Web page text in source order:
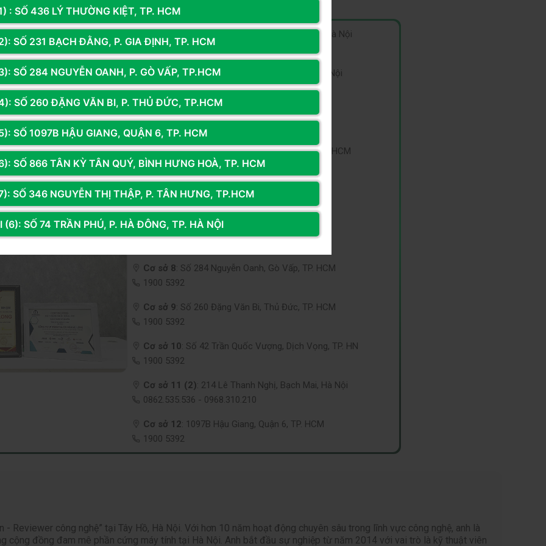
Công Nghệ Hoàng Long
LK2A 17 Nguyễn Văn Trỗi, Hà Đông, Hà Nội
098.236.8008 -0339.69.8008
Cơ sở 3: 330 Phạm Văn Đồng, Đông Ngạc, Hà Nội
0833.921.922-0374.120.130
23 Quán Nam, Lê Chân, Hải Phòng
Cơ sở 5:436 Lý Thường Kiệt, Tân Sơn Nhất, TP.HCM
0375.216.234
Cơ sở 6: Số 231 Bạch Đằng, Gia Định, TP.HCM
0338.415.181
Cơ sở 7 :Số 171 Xã Đàn, Đống Đa, Hà Nội
Cơ sở 8: Số 284 Nguyễn Oanh, Gò Vấp, TP. HCM
1900 5392
Cơ sở 9: Số 260 Đặng Văn Bi, Thủ Đức, TP. HCM
1900 5392
Cơ sở 10: Số 42 Trần Quốc Vượng, Dịch Vọng, TP. HN
1900 5392
Cơ sở 11 (2): 214 Lê Thanh Nghị, Bạch Mai, Hà Nội
0862.535.536 - 0968.310.210
Cơ sở 12: 1097B Hậu Giang, Quận 6, TP. HCM
1900 5392
- Reviewer công nghệ” tại Tây Hồ, Hà Nội. Với hơn 10 năm hoạt động chuyên sâu trong lĩnh vực công nghệ, anh là
cộng đồng đam mê phần cứng máy tính tại Hà Nội. Anh bắt đầu sự nghiệp từ năm 2014 với vai trò là kỹ thuật viên
: SỐ 436 LÝ THƯỜNG KIỆT, TP. HCM
SỐ 231 BẠCH ĐẰNG, P. GIA ĐỊNH, TP. HCM
SỐ 284 NGUYỄN OANH, P. GÒ VẤP, TP.HCM
SỐ 260 ĐẶNG VĂN BI, P. THỦ ĐỨC, TP.HCM
SỐ 1097B HẬU GIANG, QUẬN 6, TP. HCM
SỐ 866 TÂN KỲ TÂN QUÝ, BÌNH HƯNG HOÀ, TP. HCM
SỐ 346 NGUYỄN THỊ THẬP, P. TÂN HƯNG, TP.HCM
(6): SỐ 74 TRẦN PHÚ, P. HÀ ĐÔNG, TP. HÀ NỘI